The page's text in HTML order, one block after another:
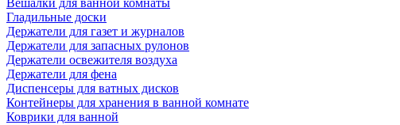
Вешалки для ванной комнаты
Гладильные доски
Держатели для газет и журналов
Держатели для запасных рулонов
Держатели освежителя воздуха
Держатели для фена
Диспенсеры для ватных дисков
Контейнеры для хранения в ванной комнате
Коврики для ванной